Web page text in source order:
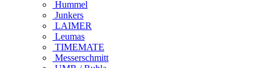
Hummel
Junkers
LAIMER
Leumas
TIMEMATE
Messerschmitt